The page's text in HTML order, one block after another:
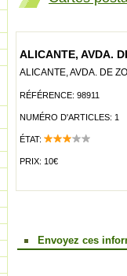
ALICANTE, AVDA.
ALICANTE, AVDA. DE
RÉFÉRENCE: 98911
NUMÉRO D'ARTICLES: 1
ÉTAT:
PRIX: 10€
Envoyez ces